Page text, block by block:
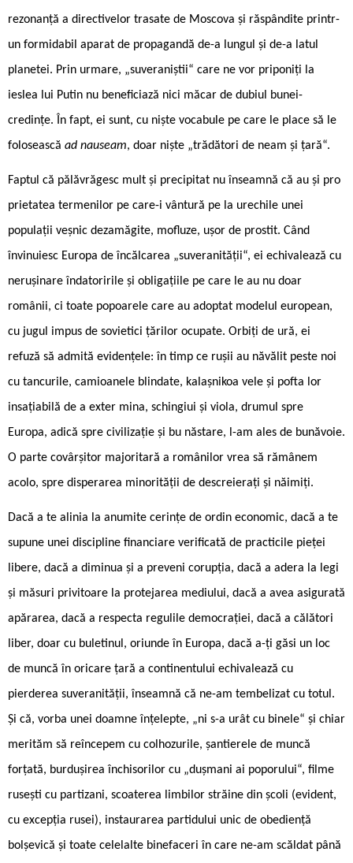
rezonanță a directivelor trasate de Moscova și răspândite printr-
un formidabil aparat de propagandă de-a lungul și de-a latul
planetei. Prin urmare, „suveraniștii“ care ne vor priponiți la
ieslea lui Putin nu beneficiază nici măcar de dubiul bunei-
credințe. În fapt, ei sunt, cu niște vocabule pe care le place să le
folosească ad nauseam, doar niște „trădători de neam și țară“.
Faptul că pălăvrăgesc mult și precipitat nu înseamnă că au și pro
prietatea termenilor pe care-i vântură pe la urechile unei
populații veșnic dezamăgite, mofluze, ușor de prostit. Când
învinuiesc Europa de încălcarea „suveranității“, ei echivalează cu
nerușinare îndatoririle și obligațiile pe care le au nu doar
românii, ci toate popoarele care au adoptat modelul european,
cu jugul impus de sovietici țărilor ocupate. Orbiți de ură, ei
refuză să admită evidențele: în timp ce rușii au năvălit peste noi
cu tancurile, camioanele blindate, kalașnikoa vele și pofta lor
insațiabilă de a exter mina, schingiui și viola, drumul spre
Europa, adică spre civilizație și bu năstare, l-am ales de bunăvoie.
O parte covârșitor majoritară a românilor vrea să rămânem
acolo, spre disperarea minorității de descreierați și năimiți.
Dacă a te alinia la anumite cerințe de ordin economic, dacă a te
supune unei discipline financiare verificată de practicile pieței
libere, dacă a diminua și a preveni corupția, dacă a adera la legi
și măsuri privitoare la protejarea mediului, dacă a avea asigurată
apărarea, dacă a respecta regulile democrației, dacă a călători
liber, doar cu buletinul, oriunde în Europa, dacă a-ți găsi un loc
de muncă în oricare țară a continentului echivalează cu
pierderea suveranității, înseamnă că ne-am tembelizat cu totul.
Și că, vorba unei doamne înțelepte, „ni s-a urât cu binele“ și chiar
merităm să reîncepem cu colhozurile, șantierele de muncă
forțată, burdușirea închisorilor cu „dușmani ai poporului“, filme
rusești cu partizani, scoaterea limbilor străine din școli (evident,
cu excepția rusei), instaurarea partidului unic de obediență
bolșevică și toate celelalte binefaceri în care ne-am scăldat până